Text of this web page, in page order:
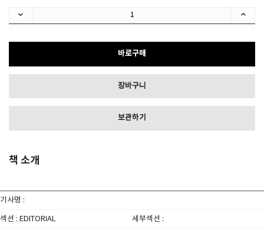
바로구매
장바구니
보관하기
책 소개
기사명 :
섹션 : EDITORIAL 세부섹션 :